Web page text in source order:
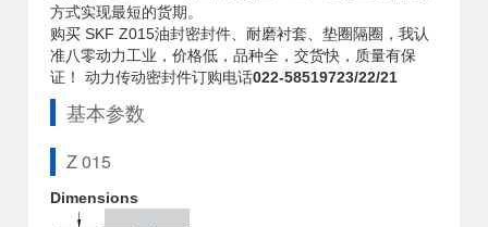
方式实现最短的货期。
购买 SKF Z015油封密封件、耐磨衬套、垫圈隔圈，我认
准八零动力工业，价格低，品种全，交货快，质量有保
证！ 动力传动密封件订购电话022-58519723/22/21
基本参数
Z 015
Dimensions